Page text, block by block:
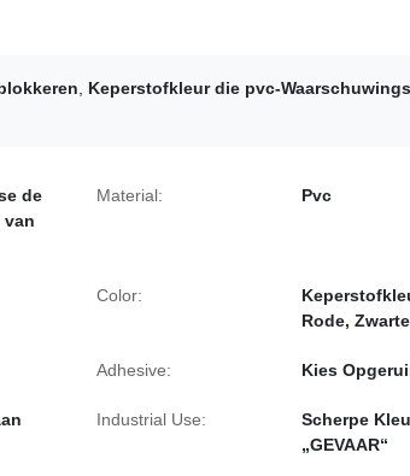
Keperstofkleur die pvc-
de
van
Material: Pvc
Color:
Rode,
Adhesive: Kies
Industrial Use:
Scherpe
„GEVAAR“